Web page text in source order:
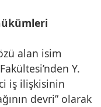
alan isim
Y.
iş ilişkisinin
devri” olarak